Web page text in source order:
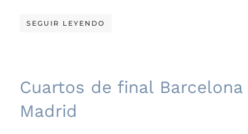
SEGUIR LEYENDO
Cuartos de final
Madrid